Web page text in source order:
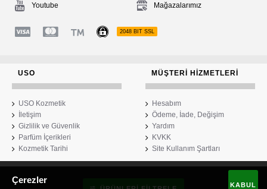
Youtube Mağazalarımız
2048 BIT SSL
USO
USO Kozmetik
İletişim
Gizlilik ve Güvenlik
Parfüm İçerikleri
Kozmetik Tarihi
MÜŞTERI HIZMETLERI
Hesabım
Ödeme, İade, Değişim
Yardım
KVKK
Site Kullanım Şartları
USO Kozmetik KABUL
Çerezler